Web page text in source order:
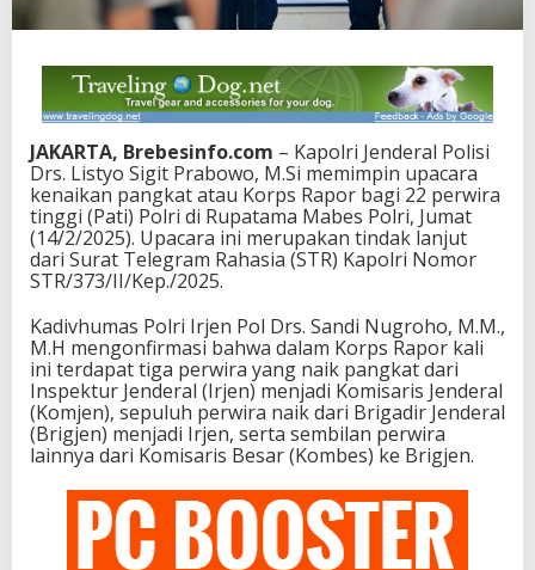
JAKARTA, Brebesinfo.com – Kapolri Jenderal Polisi
Drs. Listyo Sigit Prabowo, M.Si memimpin upacara
kenaikan pangkat atau Korps Rapor bagi 22 perwira
tinggi (Pati) Polri di Rupatama Mabes Polri, Jumat
(14/2/2025). Upacara ini merupakan tindak lanjut
dari Surat Telegram Rahasia (STR) Kapolri Nomor
STR/373/II/Kep./2025.
Kadivhumas Polri Irjen Pol Drs. Sandi Nugroho, M.M.,
M.H mengonfirmasi bahwa dalam Korps Rapor kali
ini terdapat tiga perwira yang naik pangkat dari
Inspektur Jenderal (Irjen) menjadi Komisaris Jenderal
(Komjen), sepuluh perwira naik dari Brigadir Jenderal
(Brigjen) menjadi Irjen, serta sembilan perwira
lainnya dari Komisaris Besar (Kombes) ke Brigjen.